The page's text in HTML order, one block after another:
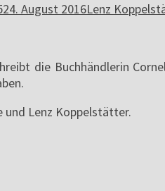
24. August 2016Lenz
die Buchhändlerin
und Lenz Koppelstätter.